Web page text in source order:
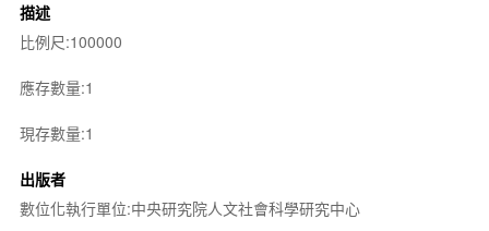
描述
比例尺:100000
應存數量:1
現存數量:1
出版者
數位化執行單位:中央研究院人文社會科學研究中心